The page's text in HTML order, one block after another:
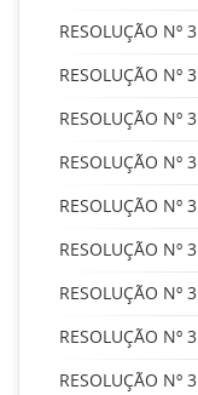
RESOLUÇÃO Nº
RESOLUÇÃO Nº
RESOLUÇÃO Nº
RESOLUÇÃO Nº
RESOLUÇÃO Nº
RESOLUÇÃO Nº
RESOLUÇÃO Nº
RESOLUÇÃO Nº
RESOLUÇÃO Nº